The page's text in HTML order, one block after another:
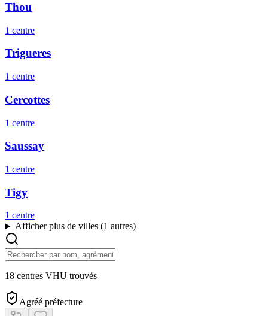
Thou
1 centre
Trigueres
1 centre
Cercottes
1 centre
Saussay
1 centre
Tigy
1 centre
Afficher plus de villes (1 autres)
18 centres VHU trouvés
Agréé préfecture